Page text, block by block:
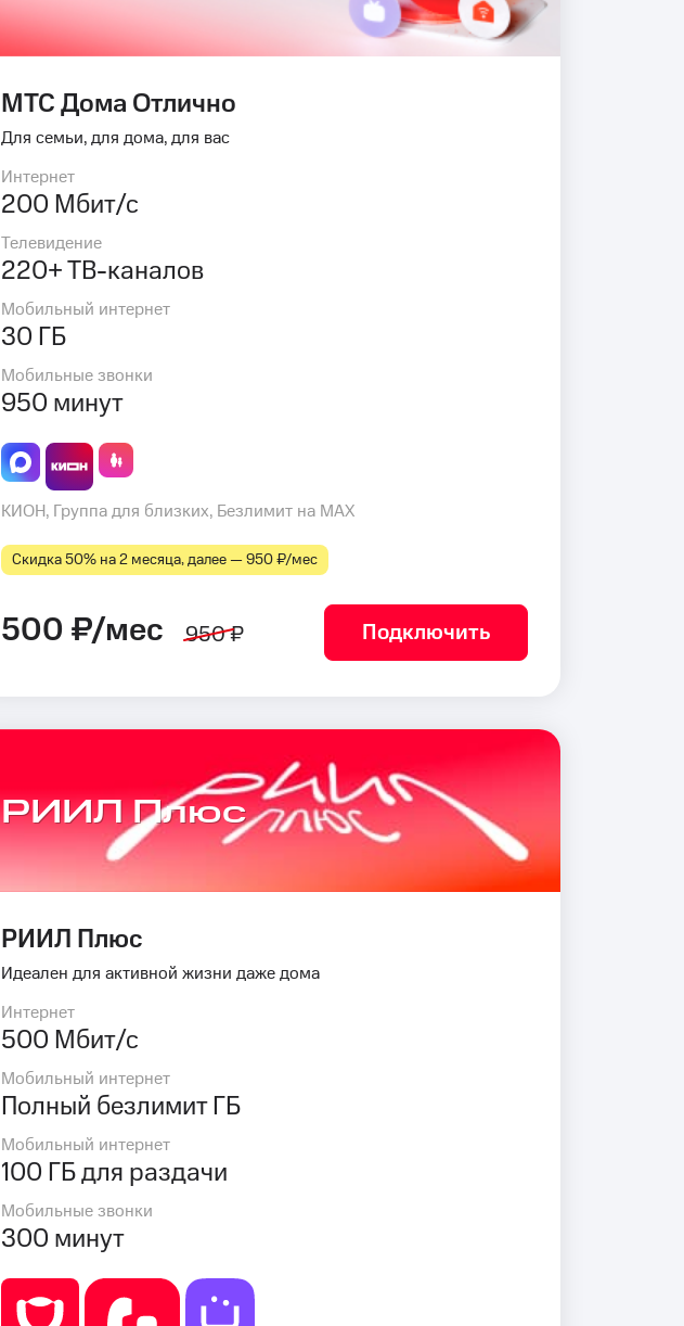
МТС Дома Отлично
Для семьи, для дома, для вас
Интернет
200 Мбит/с
Телевидение
220+ ТВ-каналов
Мобильный интернет
30 ГБ
Мобильные звонки
950 минут
КИОН, Группа для близких, Безлимит на MAX
Скидка 50% на 2 месяца, далее — 950 ₽⁠/⁠мес
500 ₽/мес 950 ₽ Подключить
РИИЛ Плюс
РИИЛ Плюс
Идеален для активной жизни даже дома
Интернет
500 Мбит/с
Мобильный интернет
Полный безлимит ГБ
Мобильный интернет
100 ГБ для раздачи
Мобильные звонки
300 минут